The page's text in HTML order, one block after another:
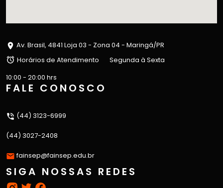
Av. Brasil, 4841 Loja 03 - Zona 04 - Maringá/PR
Horários de Atendimento
Segunda à Sexta
10:00 - 20:00 hrs
FALE CONOSCO
(44) 3123-6999
(44) 3027-2408
fainsep@fainsep.edu.br
SIGA NOSSAS REDES